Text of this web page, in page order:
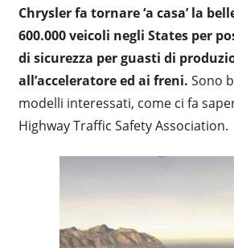
Chrysler fa tornare ‘a casa’ la
600.000 veicoli negli States per
di sicurezza per guasti di
all’acceleratore ed ai freni. Sono
modelli interessati, come ci fa
Highway Traffic Safety Association.